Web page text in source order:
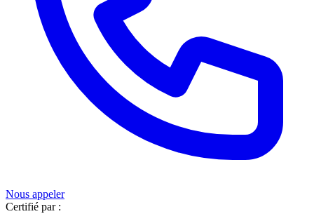
Nous appeler
Certifié par :